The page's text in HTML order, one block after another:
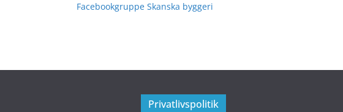
Facebookgruppe Skanska byggeri
Privatlivspolitik